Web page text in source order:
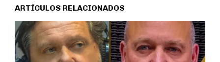
ARTÍCULOS RELACIONADOS